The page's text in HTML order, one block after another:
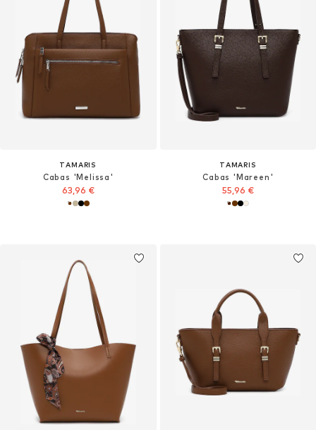
TAMARIS
Cabas 'Melissa'
63,96 €
TAMARIS
Cabas 'Mareen'
55,96 €